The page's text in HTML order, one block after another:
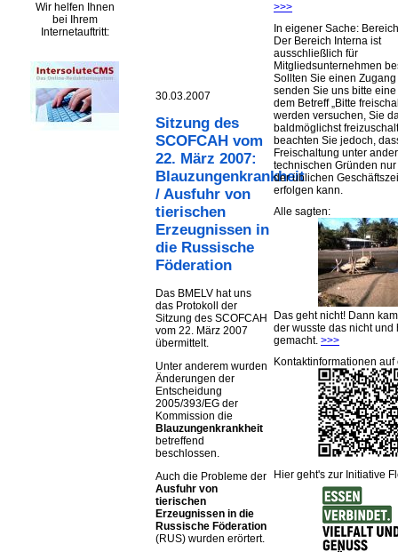
Wir helfen Ihnen
bei Ihrem
Internetauftritt:
30.03.2007
Sitzung des
SCOFCAH vom
22. März 2007:
Blauzungenkrankheit
/ Ausfuhr von
tierischen
Erzeugnissen in
die Russische
Föderation
Das BMELV hat uns
das Protokoll der
Sitzung des SCOFCAH
vom 22. März 2007
übermittelt.
Unter anderem wurden
Änderungen der
Entscheidung
2005/393/EG der
Kommission die
Blauzungenkrankheit
betreffend
beschlossen.
Auch die Probleme der
Ausfuhr von
tierischen
Erzeugnissen in die
Russische Föderation
(RUS) wurden erörtert.
>>>
In eigener Sache:
Der Bereich Interna ist
ausschließlich für
Mitgliedsunternehmen
Sollten Sie einen
senden Sie uns bitte
dem Betreff „Bitte
werden versuchen, Sie
baldmöglichst
beachten Sie jedoch,
Freischaltung unter
technischen Gründen
der üblichen
erfolgen kann.
Alle sagten:
Das geht nicht! Dann
der wusste das nicht und
gemacht. >>>
Kontaktinformationen
Hier geht's zur Initiative